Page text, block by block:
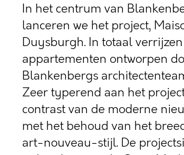
In het centrum van
lanceren we het project,
Duysburgh. In totaal
appartementen ontworpen
Blankenbergs
Zeer typerend aan het
contrast van de moderne
met het behoud van het
art-nouveau-stijl. De